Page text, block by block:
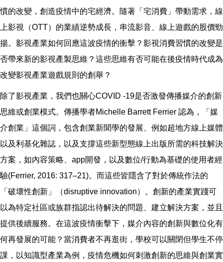
慣的改變，創造疫情中的宅經濟。隨著「宅消費」帶動需求，線
上影視（OTT）的業績逆勢成長，串流影音、線上遊戲的股價勁
揚。影視產業如何回應這波疫情的衝擊？影視消費習慣的改變是
否帶來新的影視產製思維？這些思維有否可能在後疫情時代成為
改變影視產業遊戲規則的創舉？
除了影視產業，我們也關心COVID -19是否激發傳播媒介的創新
思維或創業模式。傳播學者Michelle Barrett Ferrier 認為，「媒
介創業」這個詞，包含創業新聞學的發展、例如超地方線上媒體
以及利基化雜誌，以及支撐這些新型態線上出版所需的科技解決
方案，如內容策略、app開發，以及數位/行動為基礎的使用者經
驗(Ferrier, 2016: 317–21)。而這些皆隱含了對於傳統作法的
「破壞性創新」（disruptive innovation）。創新的產業實踐可
以為特定社區或族群指認出待解決的問題、建立解決方案，並且
提供後續服務。在這波疫情衝擊下，媒介內容的創新與數位化有
何再發展的可能？當消費者不再逛街，學校可以關閉但學生不停
課，以知識型產業為例，疫情危機如何刺激創新的思維與創業實